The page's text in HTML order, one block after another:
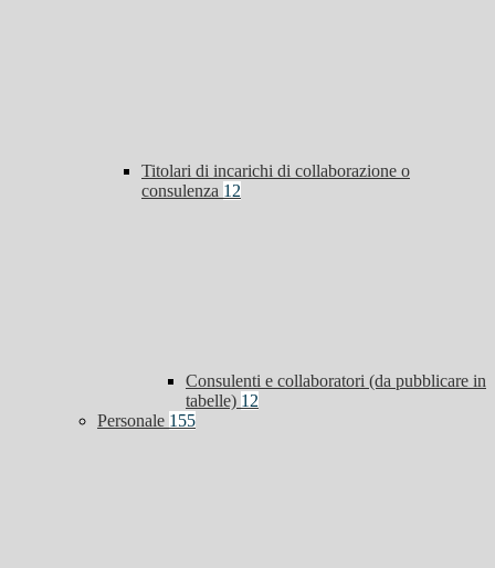
Titolari di incarichi di collaborazione o
consulenza 12
Consulenti e collaboratori (da pubblicare in
tabelle) 12
Personale 155